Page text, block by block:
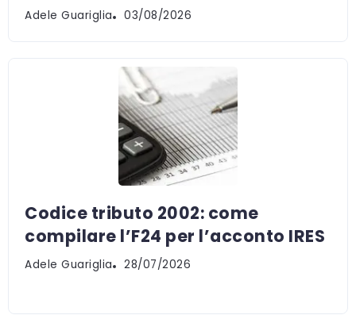
Adele Guariglia 03/08/2026
Codice tributo 2002: come
compilare l’F24 per l’acconto IRES
Adele Guariglia 28/07/2026